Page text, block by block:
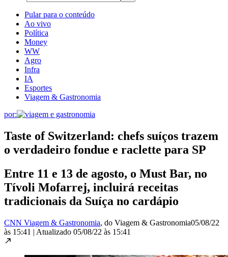
Pular para o conteúdo
Ao vivo
Política
Money
WW
Agro
Infra
IA
Esportes
Viagem & Gastronomia
por:
Taste of Switzerland: chefs suíços trazem
o verdadeiro fondue e raclette para SP
Entre 11 e 13 de agosto, o Must Bar, no
Tívoli Mofarrej, incluirá receitas
tradicionais da Suíça no cardápio
CNN Viagem & Gastronomia, do Viagem & Gastronomia05/08/22
às 15:41 | Atualizado 05/08/22 às 15:41